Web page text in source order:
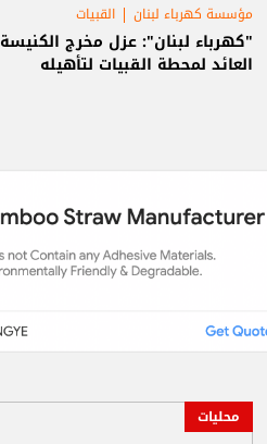
مؤسسة كهرباء لبنان
القبيات
التيار الكهربائي
"كهرباء لبنان": عزل مخرج الكنيسة
العائد لمحطة القبيات لتأهيله
محليات